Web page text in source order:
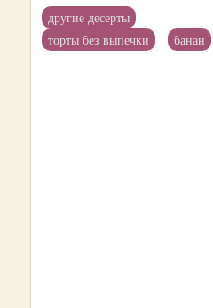
другие десерты
торты без выпечки
банан